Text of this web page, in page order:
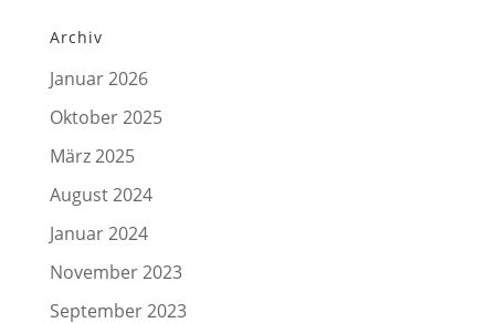
Archiv
Januar 2026
Oktober 2025
März 2025
August 2024
Januar 2024
November 2023
September 2023